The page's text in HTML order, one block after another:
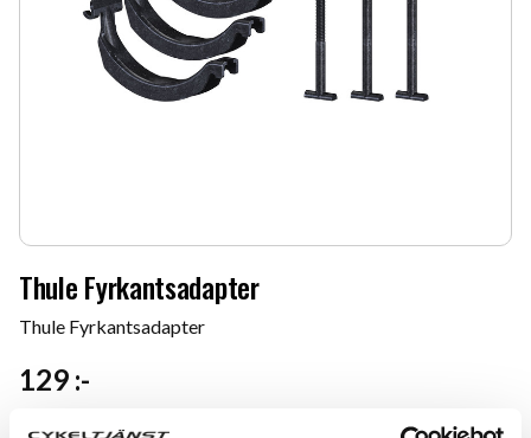
Thule Fyrkantsadapter
Thule Fyrkantsadapter
129 :-